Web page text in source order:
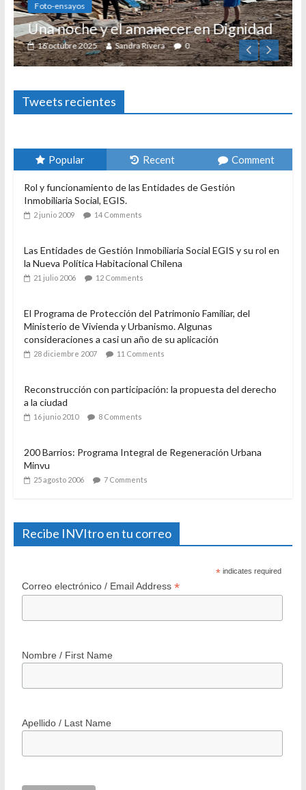
Foto-ensayos
Una noche y el amanecer en Dignidad
16 octubre 2025 Sandra Rivera 0
Tweets recientes
Popular Recent Comment
Rol y funcionamiento de las Entidades de Gestión
Inmobiliaria Social, EGIS.
2 junio 2009 14 Comments
Las Entidades de Gestión Inmobiliaria Social EGIS y su rol en
la Nueva Política Habitacional Chilena
21 julio 2006 12 Comments
El Programa de Protección del Patrimonio Familiar, del
Ministerio de Vivienda y Urbanismo. Algunas
consideraciones a casi un año de su aplicación
28 diciembre 2007 11 Comments
Reconstrucción con participación: la propuesta del derecho
a la ciudad
16 junio 2010 8 Comments
200 Barrios: Programa Integral de Regeneración Urbana
Minvu
25 agosto 2006 7 Comments
Recibe INVItro en tu correo
* indicates required
Correo electrónico / Email Address *
Nombre / First Name
Apellido / Last Name